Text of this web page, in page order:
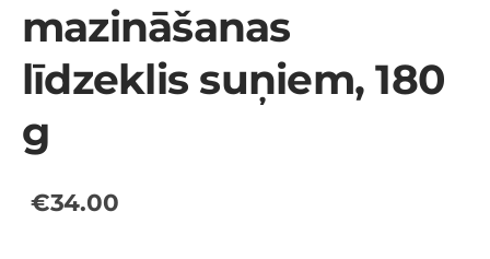
mazināšanas
līdzeklis suņiem, 180
g
€34.00